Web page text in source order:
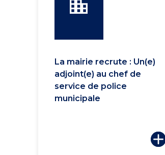
La mairie recrute : Un(e)
adjoint(e) au chef de
service de police
municipale